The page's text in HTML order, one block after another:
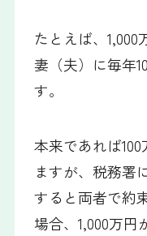
たとえば、1,000
妻（夫）に毎年
す。
本来であれば
ますが、税務署
すると両者で約
場合、1,000万円